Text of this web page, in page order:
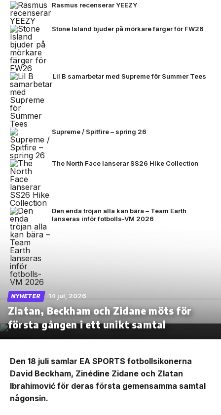
Rasmus recenserar YEEZY
Stone Island bjuder på mörkare färger för FW26
Lil B samarbetar med Supreme för Summer Tees
Supreme / Spitfire – spring 26
The North Face lanserar SS26 Hike Collection
Den enda tröjan alla kan bära – Team Earth
lanseras inför fotbolls-VM 2026
NYHETER 14 jul, 2026
Zlatan, Beckham och Zidane möts för
första gången i ett unikt samtal
Den 18 juli samlar EA SPORTS fotbollsikonerna
David Beckham, Zinédine Zidane och Zlatan
Ibrahimović för deras första gemensamma samtal
någonsin.